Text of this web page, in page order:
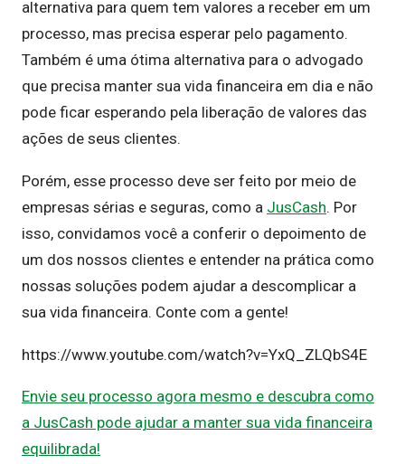
alternativa para quem tem valores a receber em um
processo, mas precisa esperar pelo pagamento.
Também é uma ótima alternativa para o advogado
que precisa manter sua vida financeira em dia e não
pode ficar esperando pela liberação de valores das
ações de seus clientes.
Porém, esse processo deve ser feito por meio de
empresas sérias e seguras, como a JusCash. Por
isso, convidamos você a conferir o depoimento de
um dos nossos clientes e entender na prática como
nossas soluções podem ajudar a descomplicar a
sua vida financeira. Conte com a gente!
https://www.youtube.com/watch?v=YxQ_ZLQbS4E
Envie seu processo agora mesmo e descubra como
a JusCash pode ajudar a manter sua vida financeira
equilibrada!